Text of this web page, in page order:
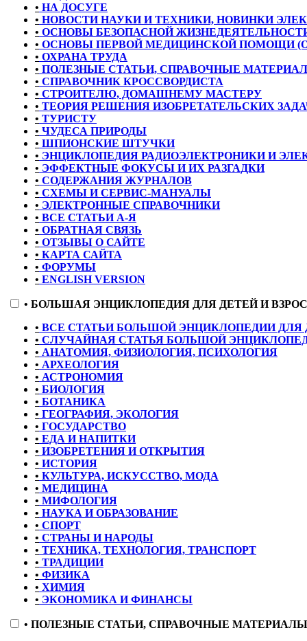
• НА ДОСУГЕ
• НОВОСТИ НАУКИ И ТЕХНИКИ, НОВИНКИ
• ОСНОВЫ БЕЗОПАСНОЙ
• ОСНОВЫ ПЕРВОЙ МЕДИЦИНСКОЙ ПОМОЩИ
• ОХРАНА ТРУДА
• ПОЛЕЗНЫЕ СТАТЬИ, СПРАВОЧНЫЕ
• СПРАВОЧНИК КРОССВОРДИСТА
• СТРОИТЕЛЮ, ДОМАШНЕМУ МАСТЕРУ
• ТЕОРИЯ РЕШЕНИЯ ИЗОБРЕТАТЕЛЬСКИХ
• ТУРИСТУ
• ЧУДЕСА ПРИРОДЫ
• ШПИОНСКИЕ ШТУЧКИ
• ЭНЦИКЛОПЕДИЯ РАДИОЭЛЕКТРОНИКИ И
• ЭФФЕКТНЫЕ ФОКУСЫ И ИХ РАЗГАДКИ
• СОДЕРЖАНИЯ ЖУРНАЛОВ
• СХЕМЫ И СЕРВИС-МАНУАЛЫ
• ЭЛЕКТРОННЫЕ СПРАВОЧНИКИ
• ВСЕ СТАТЬИ А-Я
• ОБРАТНАЯ СВЯЗЬ
• ОТЗЫВЫ О САЙТЕ
• КАРТА САЙТА
• ФОРУМЫ
• ENGLISH VERSION
• БОЛЬШАЯ ЭНЦИКЛОПЕДИЯ ДЛЯ ДЕТЕЙ И
• ВСЕ СТАТЬИ БОЛЬШОЙ ЭНЦИКЛОПЕДИИ ДЛЯ
• СЛУЧАЙНАЯ СТАТЬЯ БОЛЬШОЙ
• АНАТОМИЯ, ФИЗИОЛОГИЯ, ПСИХОЛОГИЯ
• АРХЕОЛОГИЯ
• АСТРОНОМИЯ
• БИОЛОГИЯ
• БОТАНИКА
• ГЕОГРАФИЯ, ЭКОЛОГИЯ
• ГОСУДАРСТВО
• ЕДА И НАПИТКИ
• ИЗОБРЕТЕНИЯ И ОТКРЫТИЯ
• ИСТОРИЯ
• КУЛЬТУРА, ИСКУССТВО, МОДА
• МЕДИЦИНА
• МИФОЛОГИЯ
• НАУКА И ОБРАЗОВАНИЕ
• СПОРТ
• СТРАНЫ И НАРОДЫ
• ТЕХНИКА, ТЕХНОЛОГИЯ, ТРАНСПОРТ
• ТРАДИЦИИ
• ФИЗИКА
• ХИМИЯ
• ЭКОНОМИКА И ФИНАНСЫ
• ПОЛЕЗНЫЕ СТАТЬИ, СПРАВОЧНЫЕ МАТЕРИАЛЫ